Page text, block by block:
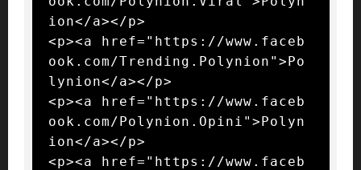
ion</a></p>
<p><a href="https://www.faceb
ook.com/Trending.Polynion">Po
lynion</a></p>
<p><a href="https://www.faceb
ook.com/Polynion.Opini">Polyn
ion</a></p>
<p><a href="https://www.faceb